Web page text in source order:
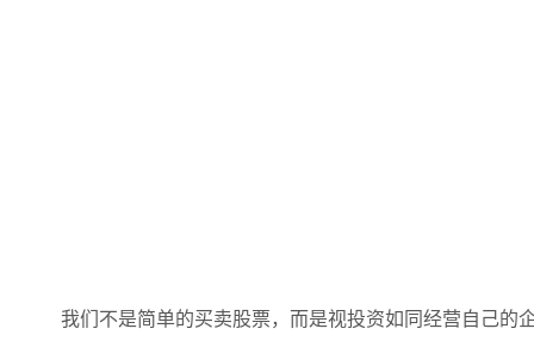
我们不是简单的买卖股票，而是视投资如同经营自己